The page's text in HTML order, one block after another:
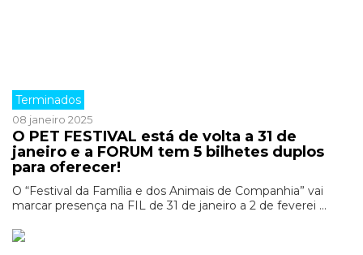
Terminados
08 janeiro 2025
O PET FESTIVAL está de volta a 31 de
janeiro e a FORUM tem 5 bilhetes duplos
para oferecer!
O “Festival da Família e dos Animais de Companhia” vai
marcar presença na FIL de 31 de janeiro a 2 de feverei ...